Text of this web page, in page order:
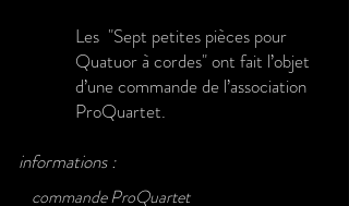
Les "Sept petites pièces pour
Quatuor à cordes" ont fait l’objet
d’une commande de l’association
ProQuartet.
informations :
commande ProQuartet